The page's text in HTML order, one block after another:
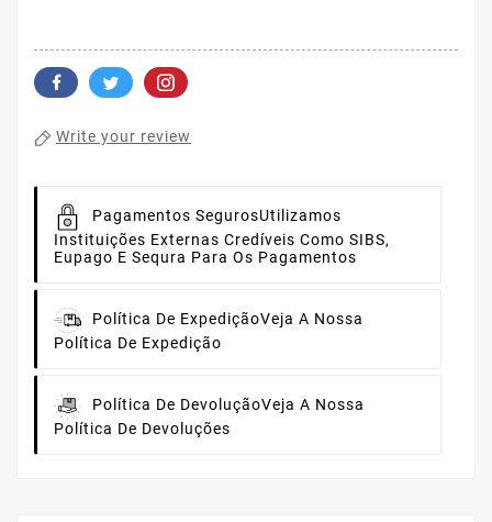
Write your review
Pagamentos SegurosUtilizamos
Instituições Externas Credíveis Como SIBS,
Eupago E Sequra Para Os Pagamentos
Política De ExpediçãoVeja A Nossa
Política De Expedição
Política De DevoluçãoVeja A Nossa
Política De Devoluções